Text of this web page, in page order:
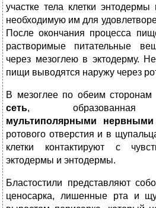
участке тела клетки
необходимую им для
После окончания процесса
растворимые питательные
через мезоглею в эктодерму.
пищи выводятся наружу через
В мезоглее по обеим сторонам
сеть, образованная
мультиполярными нервными
ротового отверстия и в
клетки контактируют с
эктодермы и энтодермы.
Бластостили представляют
ценосарка, лишенные рта и